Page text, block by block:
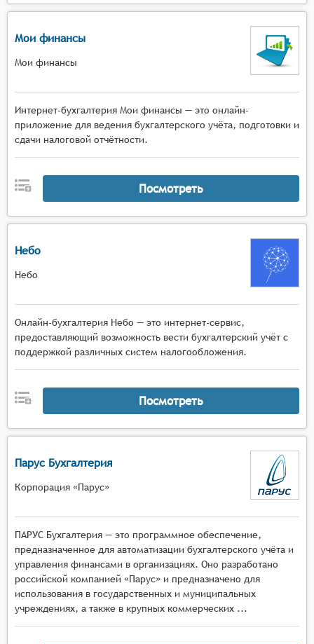
Мои финансы
Мои финансы
Интернет-бухгалтерия Мои финансы — это онлайн-
приложение для ведения бухгалтерского учёта, подготовки и
сдачи налоговой отчётности.
Посмотреть
Небо
Небо
Онлайн-бухгалтерия Небо — это интернет-сервис,
предоставляющий возможность вести бухгалтерский учёт с
поддержкой различных систем налогообложения.
Посмотреть
Парус Бухгалтерия
Корпорация «Парус»
ПАРУС Бухгалтерия — это программное обеспечение,
предназначенное для автоматизации бухгалтерского учёта и
управления финансами в организациях. Оно разработано
российской компанией «Парус» и предназначено для
использования в государственных и муниципальных
учреждениях, а также в крупных коммерческих ...